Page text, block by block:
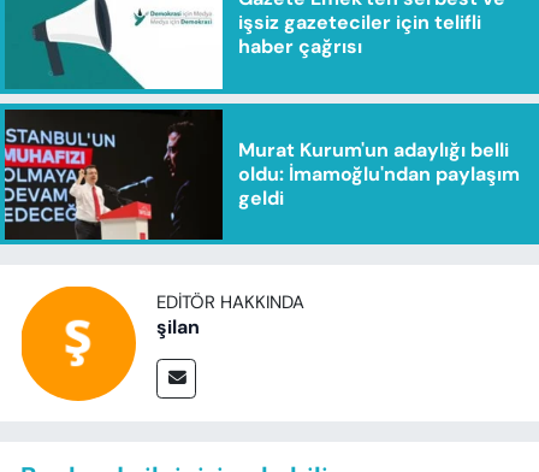
işsiz gazeteciler için telifli
haber çağrısı
Murat Kurum'un adaylığı belli
oldu: İmamoğlu'ndan paylaşım
geldi
EDITÖR HAKKINDA
şilan